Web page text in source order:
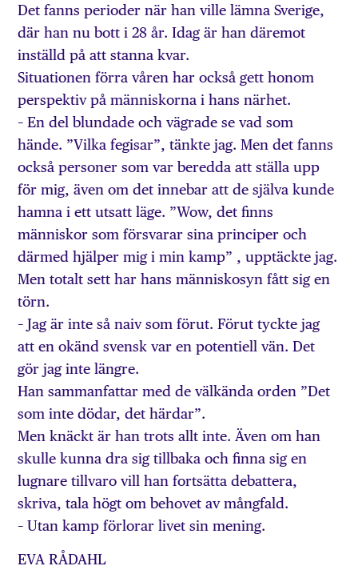
Det fanns perioder när han ville lämna Sverige,
där han nu bott i 28 år. Idag är han däremot
inställd på att stanna kvar.
Situationen förra våren har också gett honom
perspektiv på människorna i hans närhet.
– En del blundade och vägrade se vad som
hände. ”Vilka fegisar”, tänkte jag. Men det fanns
också personer som var beredda att ställa upp
för mig, även om det innebar att de själva kunde
hamna i ett utsatt läge. ”Wow, det finns
människor som försvarar sina principer och
därmed hjälper mig i min kamp” , upptäckte jag.
Men totalt sett har hans människosyn fått sig en
törn.
– Jag är inte så naiv som förut. Förut tyckte jag
att en okänd svensk var en potentiell vän. Det
gör jag inte längre.
Han sammanfattar med de välkända orden ”Det
som inte dödar, det härdar”.
Men knäckt är han trots allt inte. Även om han
skulle kunna dra sig tillbaka och finna sig en
lugnare tillvaro vill han fortsätta debattera,
skriva, tala högt om behovet av mångfald.
– Utan kamp förlorar livet sin mening.
EVA RÅDAHL